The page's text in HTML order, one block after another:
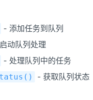
- 添加任务到队列
动队列处理
- 处理队列中的任务
- 获取队列状态